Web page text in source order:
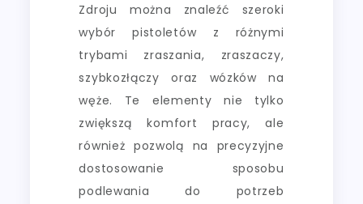
Zdroju można znaleźć szeroki
wybór pistoletów z różnymi
trybami zraszania, zraszaczy,
szybkozłączy oraz wózków na
węże. Te elementy nie tylko
zwiększą komfort pracy, ale
również pozwolą na precyzyjne
dostosowanie sposobu
podlewania do potrzeb